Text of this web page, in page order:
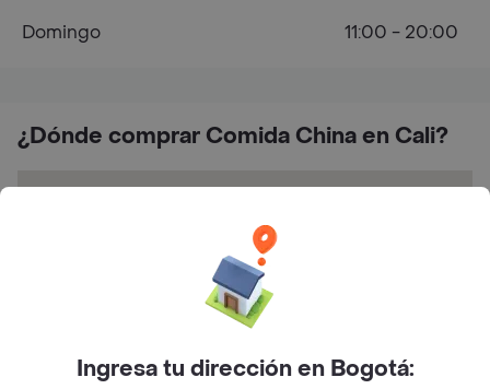
¿Dónde comprar Comida China en Cali?
Av. 4 Nte. 44 38, Vipasa, Cali, Valle del Cauca,
Domingo
11:00 - 20:00
Ingresa tu dirección en Bogotá: